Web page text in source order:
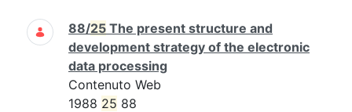
88/25 The present structure and
development strategy of the electronic
data processing
Contenuto Web
1988 25 88